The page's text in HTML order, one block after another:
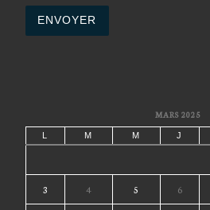
MARS 2025
L M M J
3 4 5 6